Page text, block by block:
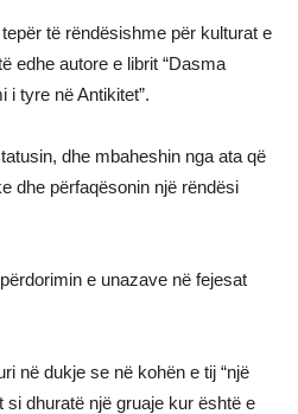
të rëndësishme për kulturat e
edhe autore e librit “Dasma
i tyre në Antikitet”.
dhe mbaheshin nga ata që
dhe përfaqësonin një rëndësi
e unazave në fejesat
në dukje se në kohën e tij “një
si dhuratë një gruaje kur është e